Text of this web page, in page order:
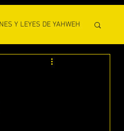
Y LEYES DE YAHWEH
AMOS